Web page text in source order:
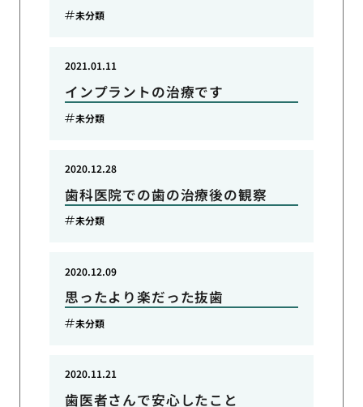
未分類
インプラントの治療です
2021.01.11
未分類
歯科医院での歯の治療後の観察
2020.12.28
未分類
思ったより楽だった抜歯
2020.12.09
未分類
歯医者さんで安心したこと
2020.11.21